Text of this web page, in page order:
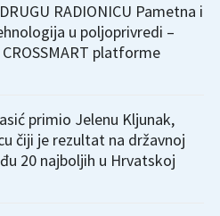
RADIONICU Pametna i
u poljoprivredi –
platforme
primio Jelenu Kljunak,
čiji je rezultat na državnoj
20 najboljih u Hrvatskoj